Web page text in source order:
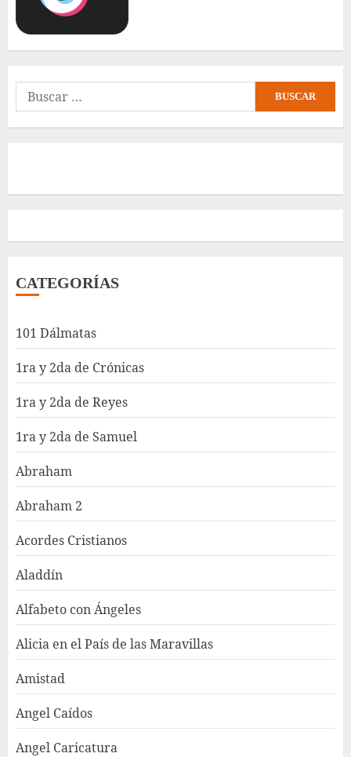
Buscar:
CATEGORÍAS
101 Dálmatas
1ra y 2da de Crónicas
1ra y 2da de Reyes
1ra y 2da de Samuel
Abraham
Abraham 2
Acordes Cristianos
Aladdín
Alfabeto con Ángeles
Alicia en el País de las Maravillas
Amistad
Angel Caídos
Angel Caricatura